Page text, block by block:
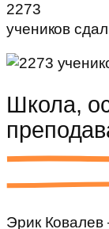
2273
учеников
Школа,
Эрик Ковалев